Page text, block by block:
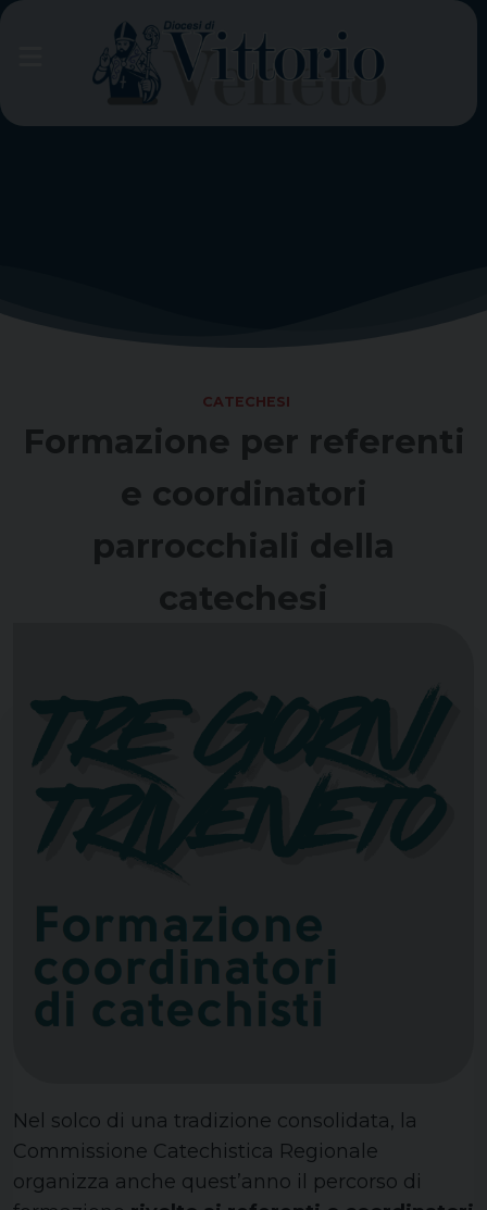
Skip
CATECHESI
Formazione per referenti
e coordinatori
parrocchiali della
catechesi
Nel solco di una tradizione consolidata, la
Commissione Catechistica Regionale
organizza anche quest’anno il percorso di